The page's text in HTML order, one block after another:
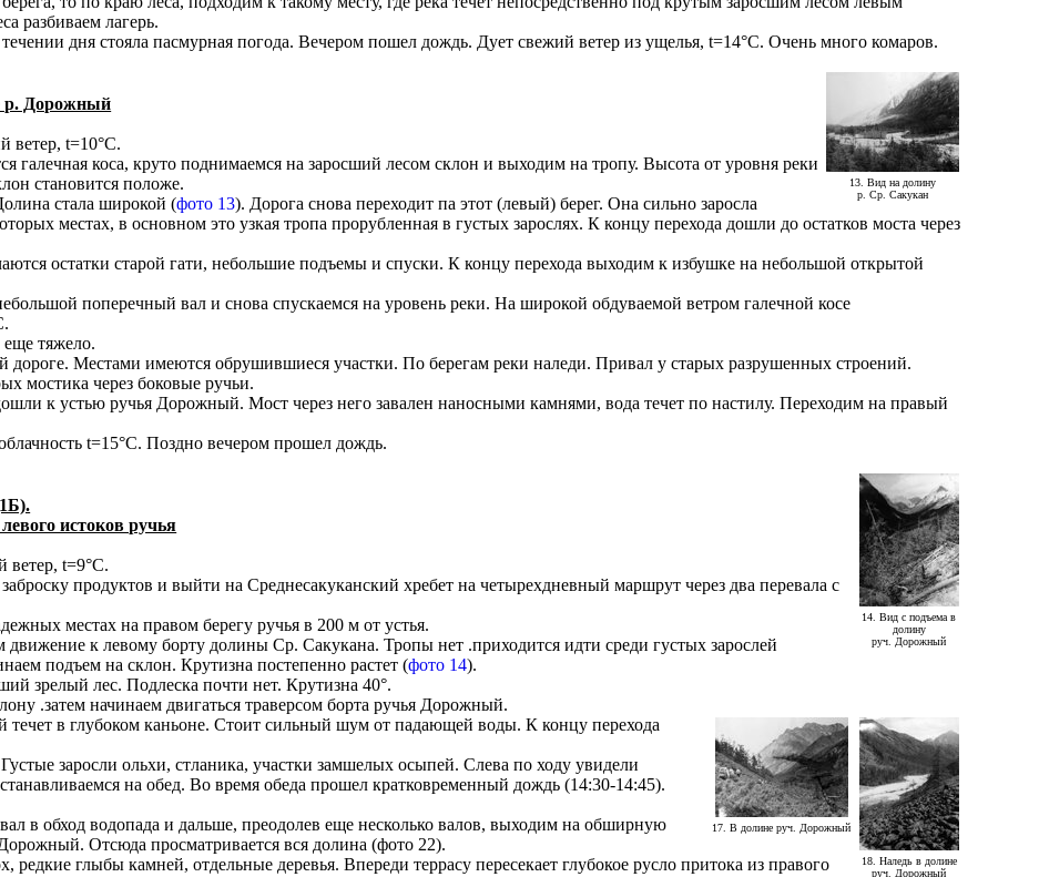
разбиваем лагерь.
дня стояла пасмурная погода. Вечером пошел дождь. Дует свежий ветер из ущелья, t=14°C. Очень много комаров.
13. Вид на долину
р. Ср. Сакукан
р. Дорожный
ветер, t=10°С.
галечная коса, круто поднимаемся на заросший лесом склон и выходим на тропу. Высота от уровня реки
становится положе.
стала широкой (фото 13). Дорога снова переходит па этот (левый) берег. Она сильно заросла
местах, в основном это узкая тропа прорубленная в густых зарослях. К концу перехода дошли до остатков моста через
остатки старой гати, небольшие подъемы и спуски. К концу перехода выходим к избушке на небольшой открытой
поперечный вал и снова спускаемся на уровень реки. На широкой обдуваемой ветром галечной косе
тяжело.
дороге. Местами имеются обрушившиеся участки. По берегам реки наледи. Привал у старых разрушенных строений.
мостика через боковые ручьи.
к устью ручья Дорожный. Мост через него завален наносными камнями, вода течет по настилу. Переходим на правый
t=15°C. Поздно вечером прошел дождь.
14. Вид с подъема в
долину
руч. Дорожный
истоков ручья
ветер, t=9°C.
продуктов и выйти на Среднесакуканский хребет на четырехдневный маршрут через два перевала с
местах на правом берегу ручья в 200 м от устья.
движение к левому борту долины Ср. Сакукана. Тропы нет .приходится идти среди густых зарослей
подъем на склон. Крутизна постепенно растет (фото 14).
зрелый лес. Подлеска почти нет. Крутизна 40°.
.затем начинаем двигаться траверсом борта ручья Дорожный.
18. Наледь в долине
руч. Дорожный
17. В долине руч. Дорожный
течет в глубоком каньоне. Стоит сильный шум от падающей воды. К концу перехода
заросли ольхи, стланика, участки замшелых осыпей. Слева по ходу увидели
на обед. Во время обеда прошел кратковременный дождь (14:30-14:45).
в обход водопада и дальше, преодолев еще несколько валов, выходим на обширную
Отсюда просматривается вся долина (фото 22).
глыбы камней, отдельные деревья. Впереди террасу пересекает глубокое русло притока из правого